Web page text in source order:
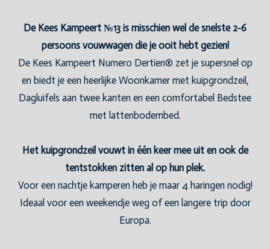
De Kees Kampeert №13 is misschien wel de snelste 2-6
persoons vouwwagen die je ooit hebt gezien!
De Kees Kampeert Numero Dertien® zet je supersnel op
en biedt je een heerlijke Woonkamer met kuipgrondzeil,
Dagluifels aan twee kanten en een comfortabel Bedstee
met lattenbodembed.
Het kuipgrondzeil vouwt in één keer mee uit en ook de
tentstokken zitten al op hun plek.
Voor een nachtje kamperen heb je maar 4 haringen nodig!
Ideaal voor een weekendje weg of een langere trip door
Europa.